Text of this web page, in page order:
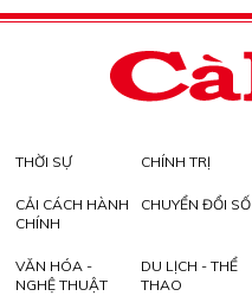
THỜI SỰ CHÍNH TRỊ
CẢI CÁCH HÀNH
CHÍNH
CHUYỂN ĐỔI SỐ
VĂN HÓA -
NGHỆ THUẬT
DU LỊCH - THỂ
THAO